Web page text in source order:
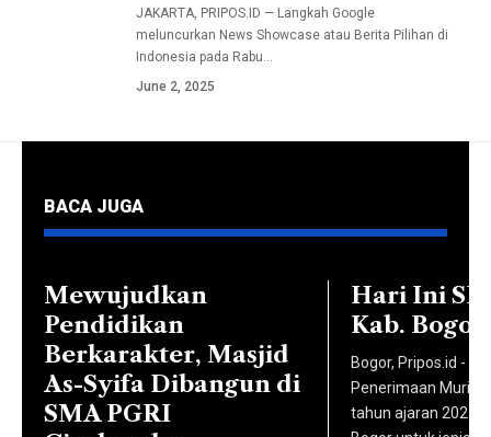
Dra.,
Ketua
Prodi
dan
Penyiaran
Islam
Malki
Ahmad
Penerimaan
melalui
Masuk
(USM)
Gelombang
2 Tahun
Akademik
lokal.
Lewat
ini,
pembaca
disuguhi
konten
berita
JAKARTA, PRIPOS.ID — Langkah Google
meluncurkan News Showcase atau Berita Pilihan di
Indonesia pada Rabu…
June 2, 2025
BACA JUGA
Mewujudkan
Pendidikan
Berkarakter, Masjid
As-Syifa Dibangun di
SMA PGRI
Hari Ini
Kab.
Bogor, Pripos.id -
Penerimaan Murid
tahun ajaran 2025/